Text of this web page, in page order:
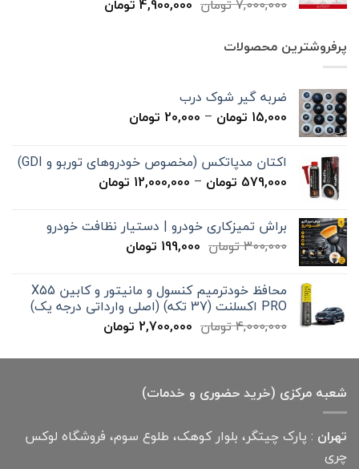
7,000,000تومان 4,900,000 تومان
پرفروشترین محصولات
ضربه گیر شوک درب
15,000 تومان –
20,000 تومان
تا
20,000 تومان
اکتان مدپاتکس (مخصوص خودروهای توربو و GDI)
579,000 تومان –
12,000,000 تومان
تا
براش تمیزکاری خودرو | دستیار نظافت خودرو
300,000تومان قیمت
بود.
199,000 تومانقیمت
199,000 تومان
است. محافظ خودترمیم کنسول و مانیتور و کابین X55
PRO اکسلنت (37 تکه) (اصلی وارداتی درجه یک)
4,000,000تومان قیمت
4,000,000 تومان
2,700,000 تومانقیمت
2,700,000 تومان
شعبه مرکزی (خرید حضوری و خدمات)
تهران : پارک چیتگر، بلوار کوهک، طلوع سوم، فروشگاه لوکس
چری